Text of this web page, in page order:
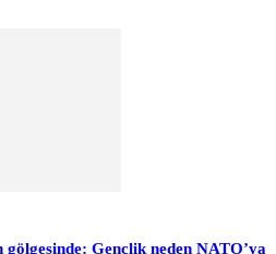
Gençlik neden NATO’ya